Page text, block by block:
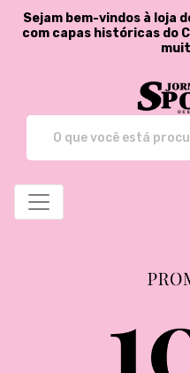
Sejam bem-vindos à loja
com capas históricas do